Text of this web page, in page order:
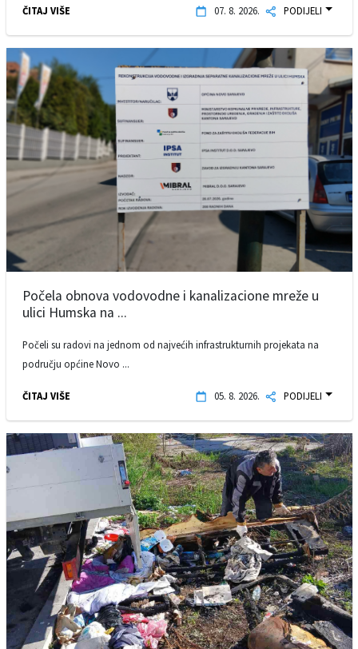
ČITAJ VIŠE 07. 8. 2026. PODIJELI
Počela obnova vodovodne i kanalizacione mreže u
ulici Humska na ...
Počeli su radovi na jednom od najvećih infrastrukturnih projekata na
području općine Novo ...
ČITAJ VIŠE 05. 8. 2026. PODIJELI